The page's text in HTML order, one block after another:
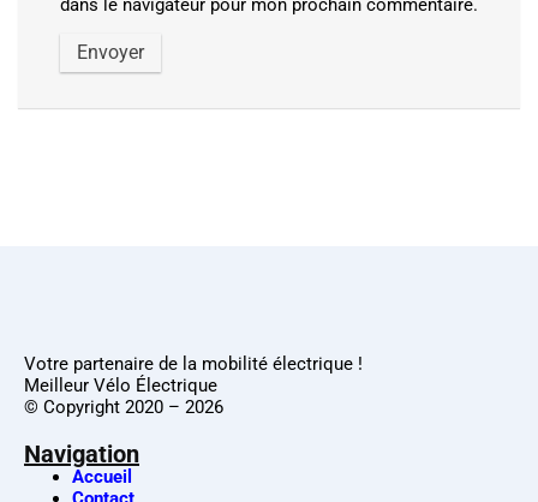
dans le navigateur pour mon prochain commentaire.
Votre partenaire de la mobilité électrique !
Meilleur Vélo Électrique
© Copyright 2020 – 2026
Navigation
Accueil